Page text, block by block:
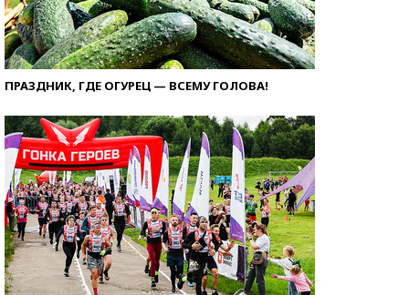
ПРАЗДНИК, ГДЕ ОГУРЕЦ — ВСЕМУ ГОЛОВА!